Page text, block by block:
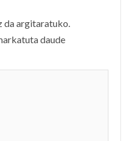
da argitaratuko.
daude